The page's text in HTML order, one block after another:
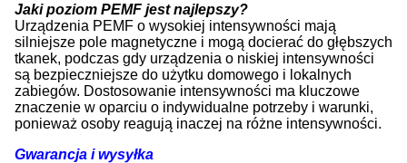
Jaki poziom PEMF jest najlepszy?
Urządzenia PEMF o wysokiej intensywności mają
silniejsze pole magnetyczne i mogą docierać do głębszych
tkanek, podczas gdy urządzenia o niskiej intensywności
są bezpieczniejsze do użytku domowego i lokalnych
zabiegów. Dostosowanie intensywności ma kluczowe
znaczenie w oparciu o indywidualne potrzeby i warunki,
ponieważ osoby reagują inaczej na różne intensywności.
Gwarancja i wysyłka